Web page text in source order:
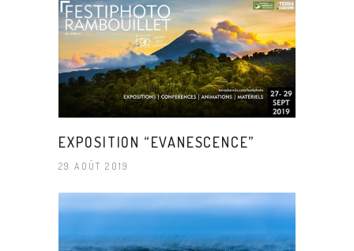
EXPOSITION “EVANESCENCE”
29 AOÛT 2019